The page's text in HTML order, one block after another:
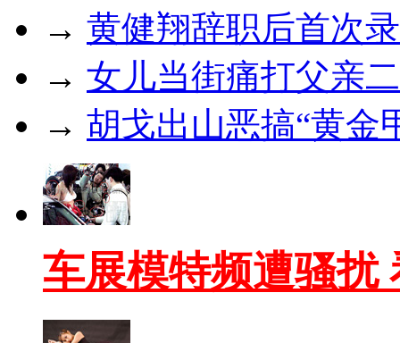
→ 黄健翔辞职后首次
→ 女儿当街痛打父亲
→ 胡戈出山恶搞“黄金
车展模特频遭骚扰